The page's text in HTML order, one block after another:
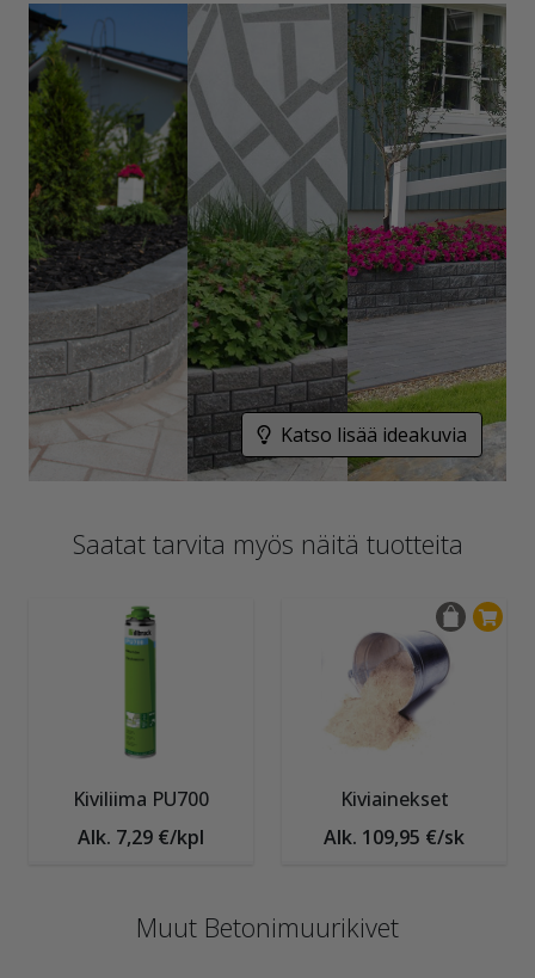
Katso lisää ideakuvia
Saatat tarvita myös näitä tuotteita
Kiviliima PU700
Alk. 7,29 €/kpl
Kiviainekset
Alk. 109,95 €/sk
Muut Betonimuurikivet